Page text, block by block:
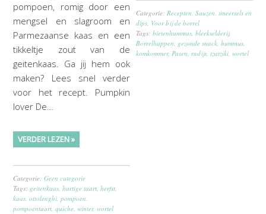
pompoen, romig door een
mengsel en slagroom en
Parmezaanse kaas en een
tikkeltje zout van de
geitenkaas. Ga jij hem ook
maken? Lees snel verder
voor het recept. Pumpkin
lover De…
VERDER LEZEN »
Categorie:Geen categorie
Tags: geitenkaas,hartige taart,herfst,
kaas,ottolenghi,pompoen,
pompoentaart,quiche,winter,wortel
Categorie:Recepten,Sauzen, smeersels en
dips, Voor bij de borrel
Tags:bietenhummus,bleekselderij,
Borrelhappen, gezonde snack,hummus,
komkommer,Pasen,radijs,tzatziki,wortel